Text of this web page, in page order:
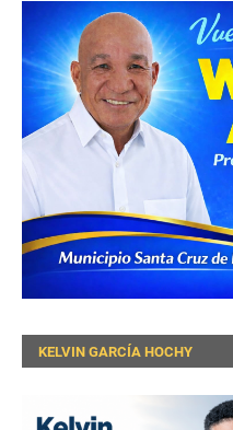
KELVIN GARCÍA HOCHY